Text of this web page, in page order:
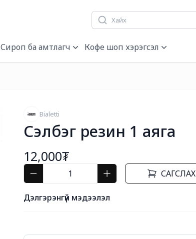
Сироп ба амтлагч Кофе шоп хэрэгсэл
Bialetti
Сэлбэг резин 1 аяга
12,000₮
САГСЛАХ
Дэлгэрэнгүй мэдээлэл